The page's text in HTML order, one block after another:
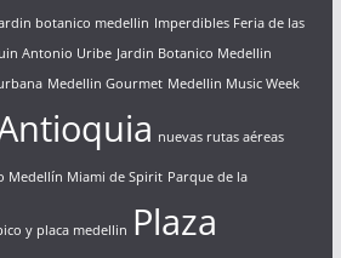
botanico medellin Imperdibles Feria de las
Antonio Uribe Jardin Botanico Medellin
Medellin Gourmet Medellin Music Week
nuevas rutas aéreas
Medellín Miami de Spirit Parque de la
y placa medellin Plaza